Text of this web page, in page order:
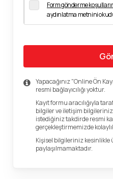
Form gönderme
aydınlatma metnini
Yapacağınız "Online Ön
resmi bağlayıcılığı yoktur.
Kayıt formu aracılığıyla
bilgiler ve iletişim
istediğiniz takdirde resmi
gerçekleştirmemizde
Kişisel bilgileriniz
paylaşılmamaktadır.